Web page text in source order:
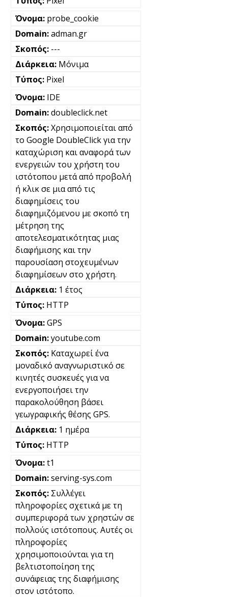
probe_cookie
adman.gr
---
Μόνιμα
Pixel
IDE
doubleclick.net
Χρησιμοποιείται από
το Google DoubleClick για την
καταχώριση και αναφορά των
ενεργειών του χρήστη του
ιστότοπου μετά από προβολή
ή κλικ σε μια από τις
διαφημίσεις του
διαφημιζόμενου με σκοπό τη
μέτρηση της
αποτελεσματικότητας μιας
διαφήμισης και την
παρουσίαση στοχευμένων
διαφημίσεων στο χρήστη.
1 έτος
HTTP
GPS
youtube.com
Καταχωρεί ένα
μοναδικό αναγνωριστικό σε
κινητές συσκευές για να
ενεργοποιήσει την
παρακολούθηση βάσει
γεωγραφικής θέσης GPS.
1 ημέρα
HTTP
t1
serving-sys.com
Συλλέγει
πληροφορίες σχετικά με τη
συμπεριφορά των χρηστών σε
πολλούς ιστότοπους. Αυτές οι
πληροφορίες
χρησιμοποιούνται για τη
βελτιστοποίηση της
συνάφειας της διαφήμισης
στον ιστότοπο.